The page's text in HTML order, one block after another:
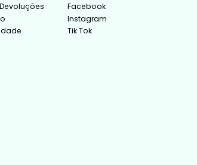
Facebook
Instagram
Tik Tok